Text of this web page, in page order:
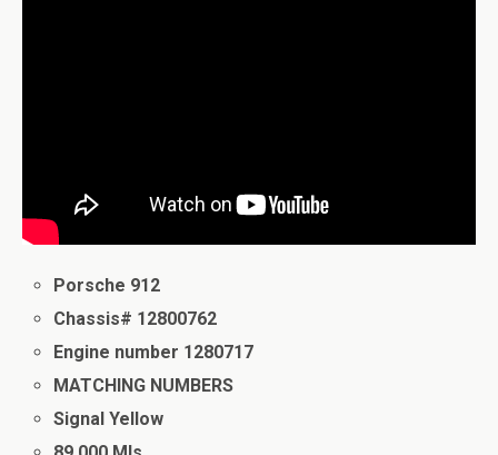
Porsche 912
Chassis# 12800762
Engine number 1280717
MATCHING NUMBERS
Signal Yellow